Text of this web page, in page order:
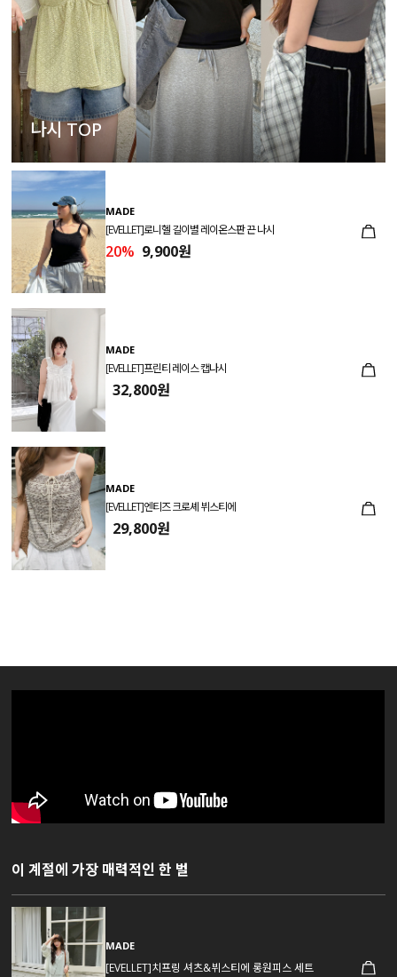
나시 TOP
MADE
[EVELLET]로니헬 길이별 레이온스판 끈 나시
20% 9,900원
MADE
[EVELLET]프린티 레이스 캡나시
32,800원
MADE
[EVELLET]엔티즈 크로셰 뷔스티에
29,800원
이 계절에 가장 매력적인 한 벌
MADE
[EVELLET]치프링 셔츠&뷔스티에 롱원피스 세트